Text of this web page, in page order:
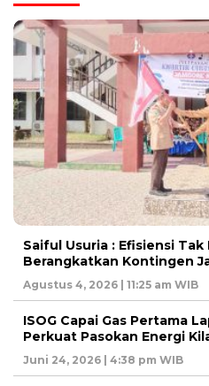
Saiful Usuria : Efisiensi
Berangkatkan Kontingen
Agustus 4, 2026 | 11:25 am WIB
ISOG Capai Gas Pertama
Perkuat Pasokan Energi
Juni 24, 2026 | 4:38 pm WIB